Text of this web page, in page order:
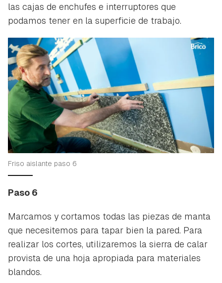
las cajas de enchufes e interruptores que
podamos tener en la superficie de trabajo.
Friso aislante paso 6
Paso 6
Marcamos y cortamos todas las piezas de manta
que necesitemos para tapar bien la pared. Para
realizar los cortes, utilizaremos la sierra de calar
provista de una hoja apropiada para materiales
blandos.